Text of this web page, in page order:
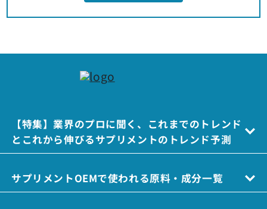
【特集】業界のプロに聞く、これまでのトレンド
とこれから伸びるサプリメントのトレンド予測
サプリメントOEMで使われる原料・成分一覧